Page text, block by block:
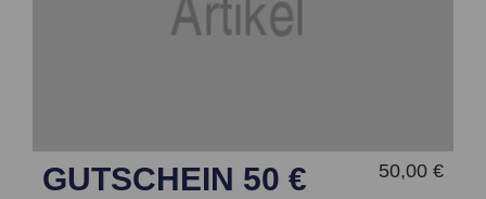
50,00 €
GUTSCHEIN 50 €